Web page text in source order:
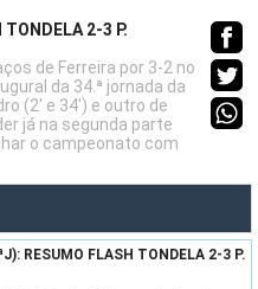
TONDELA 2-3 P.
de Ferreira por 3-2 no
da 34.ª jornada da
(2' e 34') e outro de
já na segunda parte
o campeonato com
RESUMO FLASH TONDELA 2-3 P.